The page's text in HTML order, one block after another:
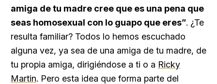
amiga de tu madre cree que es una pena que
seas homosexual con lo guapo que eres”. ¿Te
resulta familiar? Todos lo hemos escuchado
alguna vez, ya sea de una amiga de tu madre, de
tu propia amiga, dirigiéndose a ti o a Ricky
Martin. Pero esta idea que forma parte del